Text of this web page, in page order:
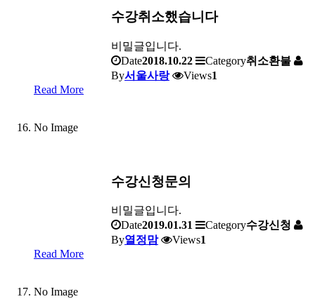
수강취소했습니다
비밀글입니다.
Date2018.10.22 Category취소환불
By서울사랑 Views1
Read More
No Image
수강신청문의
비밀글입니다.
Date2019.01.31 Category수강신청
By열정맘 Views1
Read More
No Image